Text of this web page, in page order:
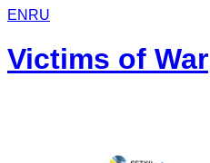
EN RU
Victims of War